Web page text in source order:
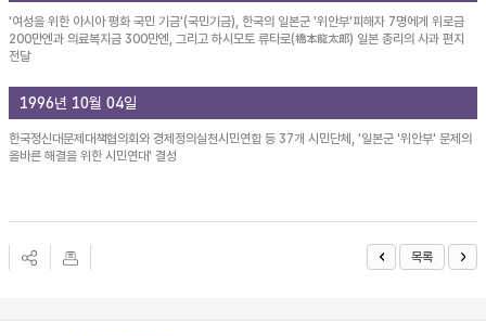
'여성을 위한 아시아 평화 국민 기금'(국민기금), 한국의 일본군 '위안부'피해자 7명에게 위로금
200만엔과 의료복지금 300만엔, 그리고 하시모토 류타로(橋本龍太郞) 일본 총리의 사과 편지
전달
1996년 10월 04일
한국정신대문제대책협의회와 경제정의실천시민연합 등 37개 시민단체, '일본군 '위안부' 문제의
올바른 해결을 위한 시민연대' 결성
목록
Footer